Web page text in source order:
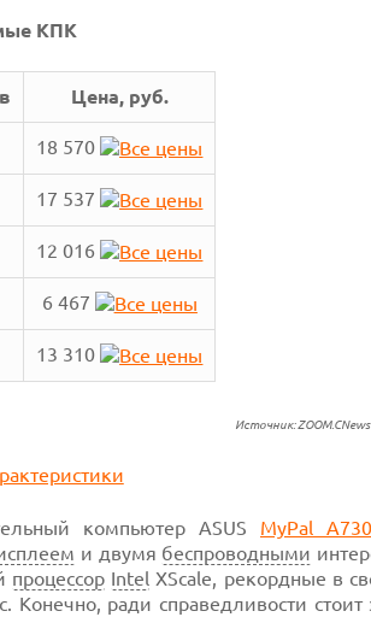
КПК
Цена, руб.
18 570
17 537
12 016
6 467
13 310
Источник:
компьютер ASUS MyPal
и двумя беспроводными
процессор Intel XScale, рекордные в
ради справедливости стоит